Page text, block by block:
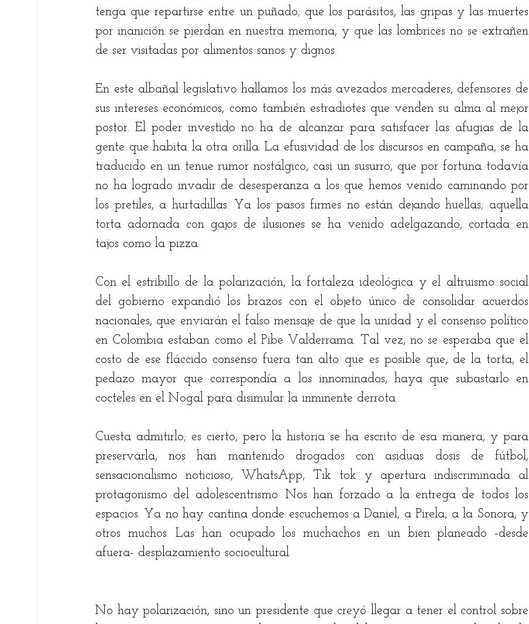
tenga que repartirse entre un puñado; que los parásitos, las gripas y las muertes
por inanición se pierdan en nuestra memoria, y que las lombrices no se extrañen
de ser visitadas por alimentos sanos y dignos.
En este albañal legislativo hallamos los más avezados mercaderes, defensores de
sus intereses económicos, como también estradiotes que venden su alma al mejor
postor. El poder investido no ha de alcanzar para satisfacer las afugias de la
gente que habita la otra orilla. La efusividad de los discursos en campaña, se ha
traducido en un tenue rumor nostálgico, casi un susurro, que por fortuna todavía
no ha logrado invadir de desesperanza a los que hemos venido caminando por
los pretiles, a hurtadillas. Ya los pasos firmes no están dejando huellas; aquella
torta adornada con gajos de ilusiones se ha venido adelgazando, cortada en
tajos como la pizza.
Con el estribillo de la polarización, la fortaleza ideológica y el altruismo social
del gobierno expandió los brazos con el objeto único de consolidar acuerdos
nacionales, que enviarán el falso mensaje de que la unidad y el consenso político
en Colombia estaban como el Pibe Valderrama. Tal vez, no se esperaba que el
costo de ese fláccido consenso fuera tan alto que es posible que, de la torta, el
pedazo mayor que correspondía a los innominados, haya que subastarlo en
cocteles en el Nogal para disimular la inminente derrota.
Cuesta admitirlo; es cierto, pero la historia se ha escrito de esa manera, y para
preservarla, nos han mantenido drogados con asiduas dosis de fútbol,
sensacionalismo noticioso, WhatsApp, Tik tok y apertura indiscriminada al
protagonismo del adolescentrismo. Nos han forzado a la entrega de todos los
espacios. Ya no hay cantina donde escuchemos a Daniel, a Pirela, a la Sonora, y
otros muchos. Las han ocupado los muchachos en un bien planeado -desde
afuera- desplazamiento sociocultural.
No hay polarización, sino un presidente que creyó llegar a tener el control sobre